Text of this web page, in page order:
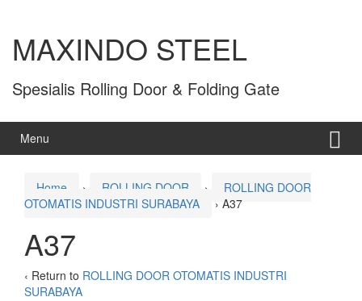
MAXINDO STEEL
Spesialis Rolling Door & Folding Gate
Menu
Home › ROLLING DOOR ›
ROLLING DOOR
OTOMATIS INDUSTRI SURABAYA
› A37
A37
‹ Return to ROLLING DOOR OTOMATIS INDUSTRI
SURABAYA